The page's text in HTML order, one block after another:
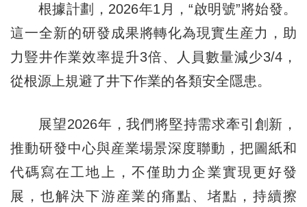
根據計劃，2026年1月，“啟明號”將始發。
這一全新的研發成果將轉化為現實生産力，助
力豎井作業效率提升3倍、人員數量減少3/4，
從根源上規避了井下作業的各類安全隱患。
展望2026年，我們將堅持需求牽引創新，
推動研發中心與産業場景深度聯動，把圖紙和
代碼寫在工地上，不僅助力企業實現更好發
展，也解決下游産業的痛點、堵點，持續擦